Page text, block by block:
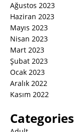
Ağustos 2023
Haziran 2023
Mayıs 2023
Nisan 2023
Mart 2023
Şubat 2023
Ocak 2023
Aralık 2022
Kasım 2022
Categories